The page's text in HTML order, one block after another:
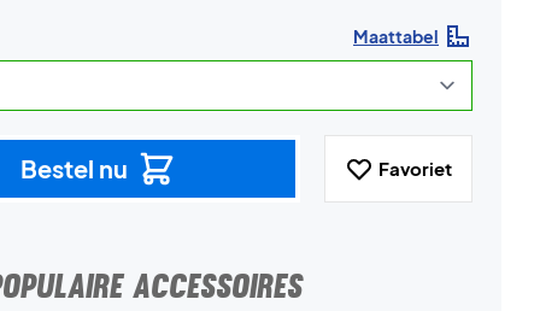
Maattabel
Bestel nu Favoriet
ACCESSOIRES